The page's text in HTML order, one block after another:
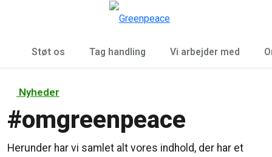
Støt os Tag handling Vi arbejder med
Nyheder
#omgreenpeace
Herunder har vi samlet alt vores indhold, der har et